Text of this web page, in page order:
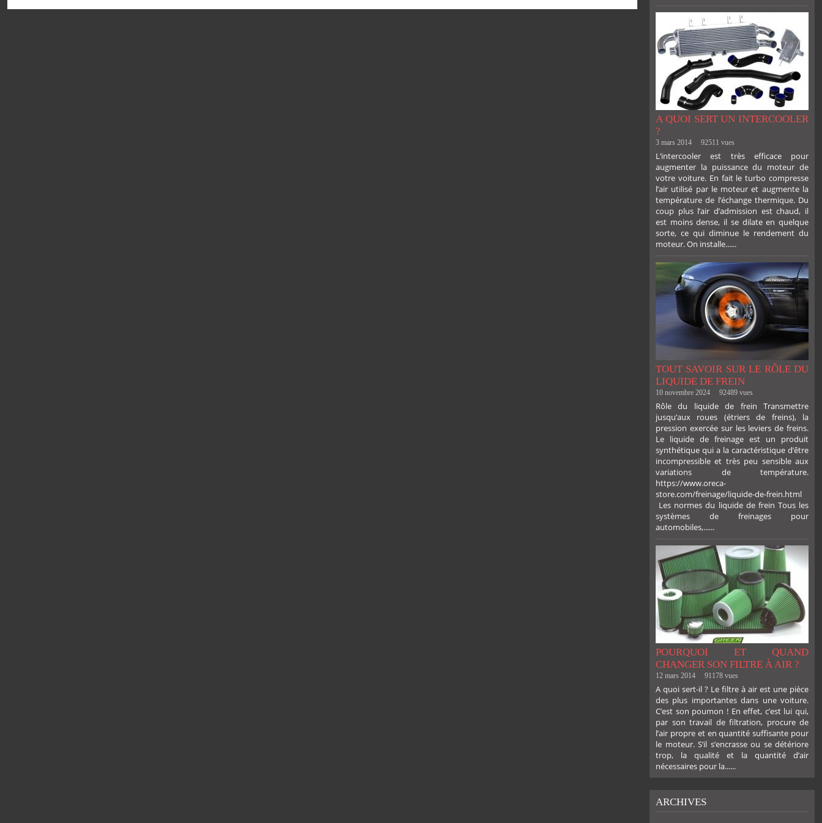
A QUOI SERT UN INTERCOOLER
?
3 mars 2014 92511 vues
L’intercooler est très efficace pour
augmenter la puissance du moteur de
votre voiture. En fait le turbo compresse
l’air utilisé par le moteur et augmente la
température de l’échange thermique. Du
coup plus l’air d’admission est chaud, il
est moins dense, il se dilate en quelque
sorte, ce qui diminue le rendement du
moteur. On installe......
TOUT SAVOIR SUR LE RÔLE DU
LIQUIDE DE FREIN
10 novembre 2024 92489 vues
Rôle du liquide de frein Transmettre
jusqu’aux roues (étriers de freins), la
pression exercée sur les leviers de freins.
Le liquide de freinage est un produit
synthétique qui a la caractéristique d’être
incompressible et très peu sensible aux
variations de température.
https://www.oreca-
store.com/freinage/liquide-de-frein.html
Les normes du liquide de frein Tous les
systèmes de freinages pour
automobiles,......
POURQUOI ET QUAND
CHANGER SON FILTRE À AIR ?
12 mars 2014 91178 vues
A quoi sert-il ? Le filtre à air est une pièce
des plus importantes dans une voiture.
C’est son poumon ! En effet, c’est lui qui,
par son travail de filtration, procure de
l’air propre et en quantité suffisante pour
le moteur. S’il s’encrasse ou se détériore
trop, la qualité et la quantité d’air
nécessaires pour la......
ARCHIVES